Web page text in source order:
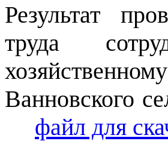
Результат
труда
Ванновского
файл для